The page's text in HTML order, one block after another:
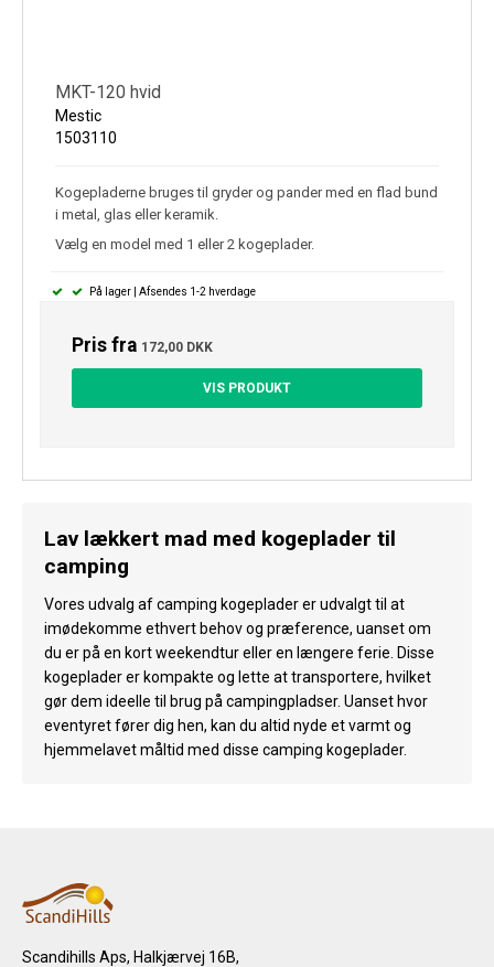
MKT-120 hvid
Mestic
1503110
Kogepladerne bruges til gryder og pander med en flad bund
i metal, glas eller keramik.
Vælg en model med 1 eller 2 kogeplader.
På lager | Afsendes 1-2 hverdage
Pris fra 172,00 DKK
VIS PRODUKT
Lav lækkert mad med kogeplader til
camping
Vores udvalg af camping kogeplader er udvalgt til at
imødekomme ethvert behov og præference, uanset om
du er på en kort weekendtur eller en længere ferie. Disse
kogeplader er kompakte og lette at transportere, hvilket
gør dem ideelle til brug på campingpladser. Uanset hvor
eventyret fører dig hen, kan du altid nyde et varmt og
hjemmelavet måltid med disse camping kogeplader.
Scandihills Aps, Halkjærvej 16B,